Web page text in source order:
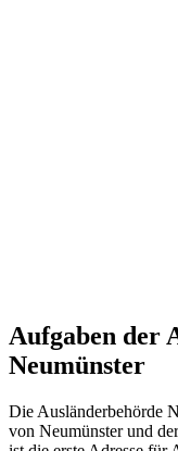
Aufgaben der
Neumünster
Die Ausländerbehörde
von Neumünster und